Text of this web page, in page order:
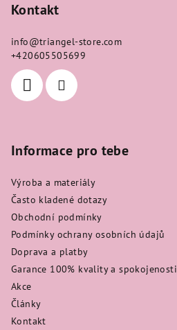
Kontakt
info@triangel-store.com
+420605505699
Informace pro tebe
Výroba a materiály
Často kladené dotazy
Obchodní podmínky
Podmínky ochrany osobních údajů
Doprava a platby
Garance 100% kvality a spokojenosti
Akce
Články
Kontakt